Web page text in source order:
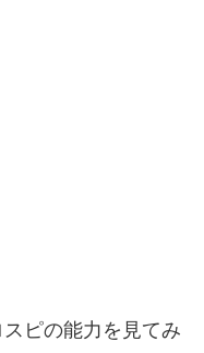
ピの能力を見てみ